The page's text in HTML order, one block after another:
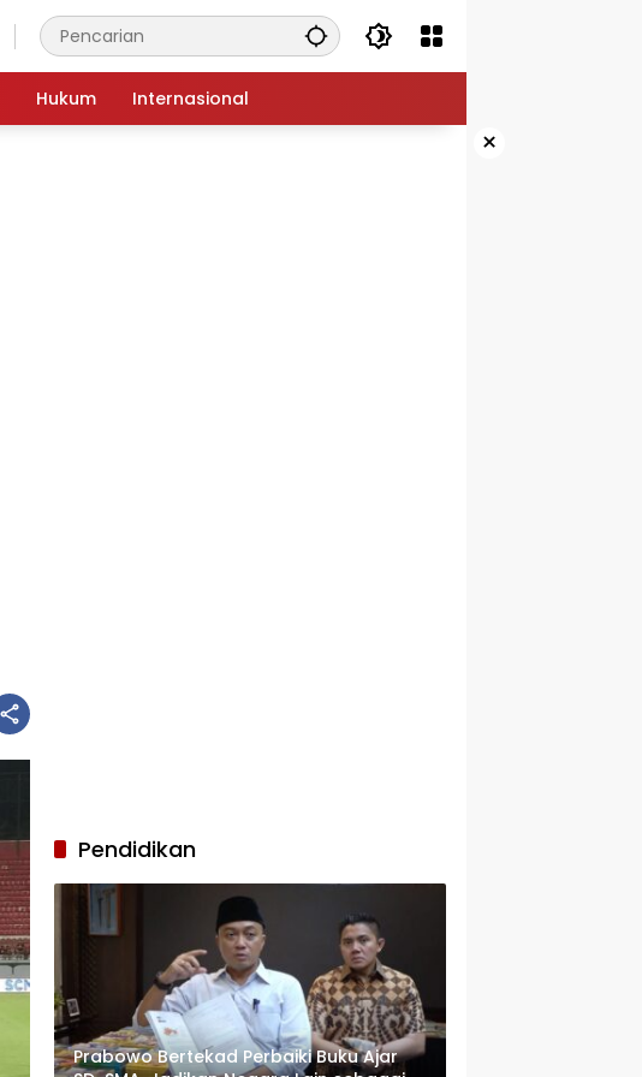
Hukum Internasional
×
Pendidikan
Prabowo Bertekad Perbaiki Buku Ajar